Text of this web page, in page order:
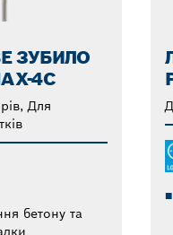
ЗУБИЛО
4C
Для
бетону та